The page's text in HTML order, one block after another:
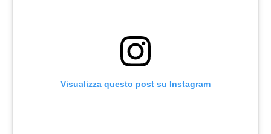
Visualizza questo post su Instagram